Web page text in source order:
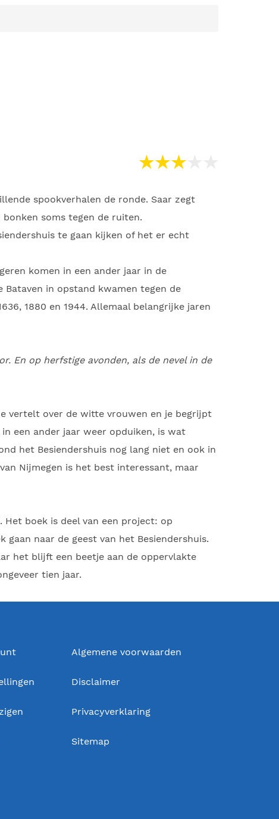
spookverhalen de ronde. Saar zegt
soms tegen de ruiten.
te gaan kijken of het er echt
komen in een ander jaar in de
in opstand kwamen tegen de
1880 en 1944. Allemaal belangrijke jaren
En op herfstige avonden, als de nevel in de
vertelt over de witte vrouwen en je begrijpt
een ander jaar weer opduiken, is wat
het Besiendershuis nog lang niet en ook in
Nijmegen is het best interessant, maar
Het boek is deel van een project: op
naar de geest van het Besiendershuis.
het blijft een beetje aan de oppervlakte
tien jaar.
Algemene voorwaarden
Disclaimer
Privacyverklaring
Sitemap